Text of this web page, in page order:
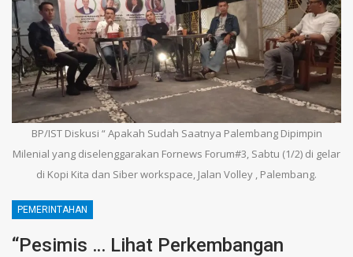
BP/IST Diskusi “ Apakah Sudah Saatnya Palembang Dipimpin
Milenial yang diselenggarakan Fornews Forum#3, Sabtu (1/2) di gelar
di Kopi Kita dan Siber workspace, Jalan Volley , Palembang.
PEMERINTAHAN
“Pesimis … Lihat Perkembangan